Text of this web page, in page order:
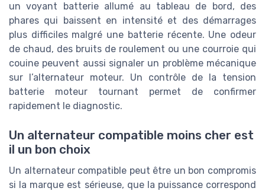
un voyant batterie allumé au tableau de bord, des
phares qui baissent en intensité et des démarrages
plus difficiles malgré une batterie récente. Une odeur
de chaud, des bruits de roulement ou une courroie qui
couine peuvent aussi signaler un problème mécanique
sur l’alternateur moteur. Un contrôle de la tension
batterie moteur tournant permet de confirmer
rapidement le diagnostic.
Un alternateur compatible moins cher est
il un bon choix
Un alternateur compatible peut être un bon compromis
si la marque est sérieuse, que la puissance correspond